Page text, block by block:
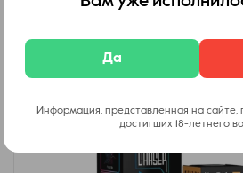
Да
Информация, представленная на сайте,
достигших 18-летнего